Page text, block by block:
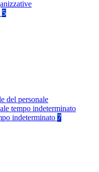
5
del personale
tempo indeterminato
indeterminato 7